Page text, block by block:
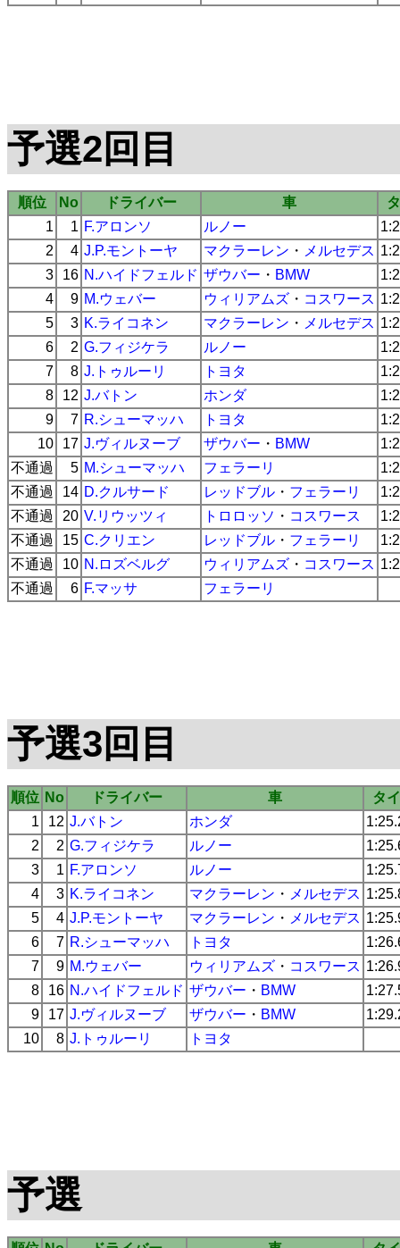
予選2回目
順位 No ドライバー 車
1
1 F.アロンソ ルノー
2
4 J.P.モントーヤ マクラーレン ・ メルセデス
3
16 N.ハイドフェルド ザウバー ・ BMW
4
9 M.ウェバー ウィリアムズ ・ コスワース
5
3 K.ライコネン マクラーレン ・ メルセデス
6
2 G.フィジケラ ルノー
7
8 J.トゥルーリ トヨタ
8
12 J.バトン ホンダ
9
7 R.シューマッハ トヨタ
10
17 J.ヴィルヌーブ ザウバー ・ BMW
不通過
5 M.シューマッハ フェラーリ
不通過
14 D.クルサード レッドブル ・ フェラーリ
不通過
20 V.リウッツィ トロロッソ ・ コスワース
不通過
15 C.クリエン レッドブル ・ フェラーリ
不通過
10 N.ロズベルグ ウィリアムズ ・ コスワース
不通過
6 F.マッサ フェラーリ
予選3回目
順位 No ドライバー 車
タ
1
12 J.バトン ホンダ
2
2 G.フィジケラ ルノー
3
1 F.アロンソ ルノー
4
3 K.ライコネン マクラーレン ・ メルセデス
5
4 J.P.モントーヤ マクラーレン ・ メルセデス
6
7 R.シューマッハ トヨタ
7
9 M.ウェバー ウィリアムズ ・ コスワース
8
16 N.ハイドフェルド ザウバー ・ BMW
9
17 J.ヴィルヌーブ ザウバー ・ BMW
10
8 J.トゥルーリ トヨタ
予選